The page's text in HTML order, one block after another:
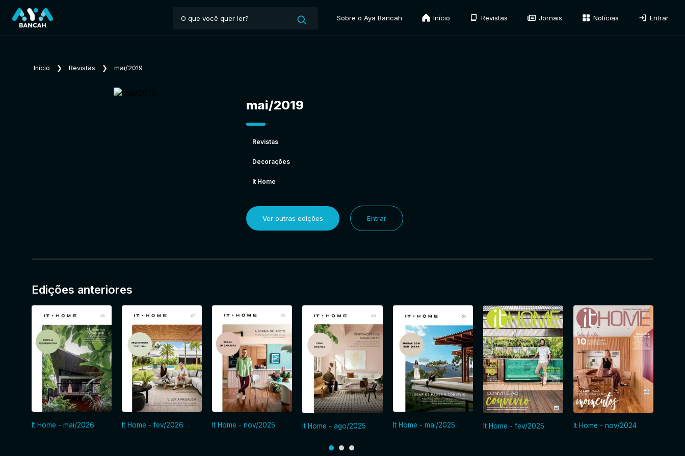
Sobre o Aya Bancah Início Revistas Jornais Notícias Entrar
Início ❯ Revistas ❯ mai/2019
mai/2019
Revistas
Decorações
It Home
Ver outras edições Entrar
Edições anteriores
It Home - mai/2026 It Home - fev/2026 It Home - nov/2025 It Home - ago/2025 It Home - mai/2025 It Home - fev/2025 It Home - nov/2024